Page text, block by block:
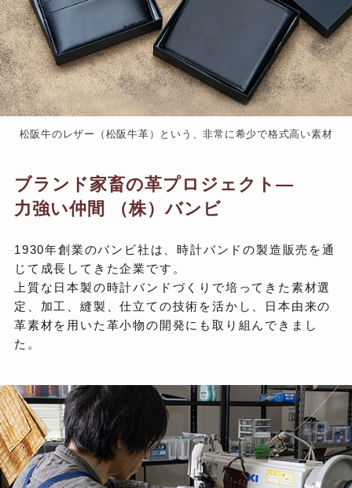
松阪牛のレザー（松阪牛革）という、非常に希少で格式高い素材
ブランド家畜の革プロジェクト—
力強い仲間 （株）バンビ
1930年創業のバンビ社は、時計バンドの製造販売を通
じて成長してきた企業です。
上質な日本製の時計バンドづくりで培ってきた素材選
定、加工、縫製、仕立ての技術を活かし、日本由来の
革素材を用いた革小物の開発にも取り組んできまし
た。